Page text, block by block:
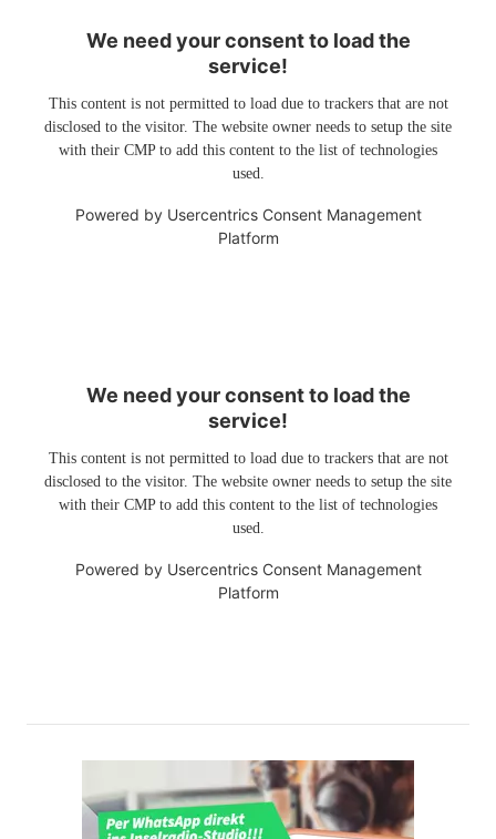
We need your consent to load the
service!
This content is not permitted to load due to trackers that are not
disclosed to the visitor. The website owner needs to setup the site
with their CMP to add this content to the list of technologies
used.
Powered by Usercentrics Consent Management
Platform
We need your consent to load the
service!
This content is not permitted to load due to trackers that are not
disclosed to the visitor. The website owner needs to setup the site
with their CMP to add this content to the list of technologies
used.
Powered by Usercentrics Consent Management
Platform